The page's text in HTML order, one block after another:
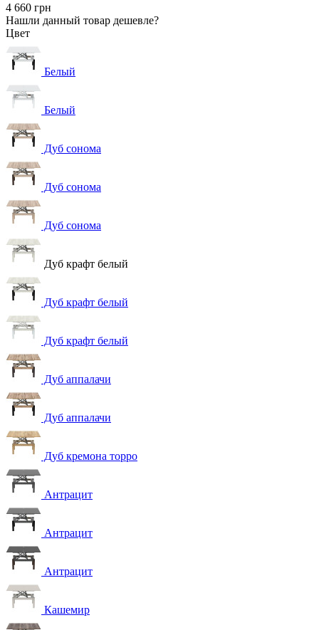
4 660 грн
Нашли данный товар дешевле?
Цвет
Белый
Белый
Дуб сонома
Дуб сонома
Дуб сонома
Дуб крафт белый
Дуб крафт белый
Дуб крафт белый
Дуб аппалачи
Дуб аппалачи
Дуб кремона торро
Антрацит
Антрацит
Антрацит
Кашемир